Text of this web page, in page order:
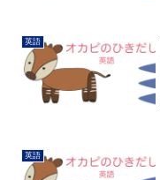
英語
英語